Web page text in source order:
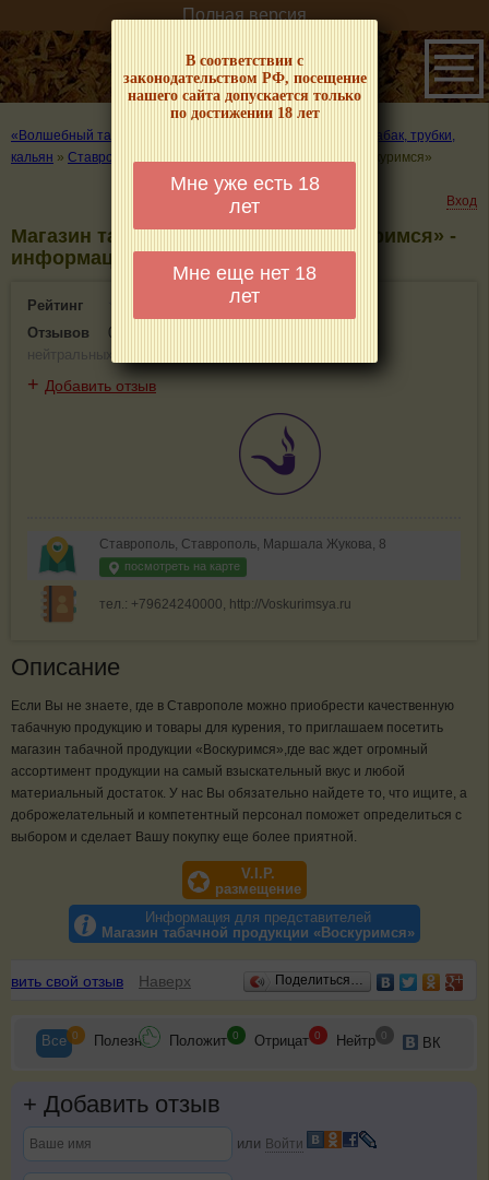
В соответствии с
законодательством РФ, посещение
нашего сайта допускается только
по достижении 18 лет
Мне уже есть 18
лет
Мне еще нет 18
лет
Полная версия
«Волшебный табачок» – о табаке и курении
Где купить табак, трубки,
кальян » Ставрополь Магазин табачной продукции «Воскуримся»
Вход
Магазин табачной продукции «Воскуримся» -
информация и отзывы. Ставрополь
Рейтинг
0(0)
Отзывов
0
нейтральных
+ Добавить отзыв
Ставрополь, Ставрополь, Маршала Жукова, 8
посмотреть на карте
тел.: +79624240000, http://Voskurimsya.ru
Описание
Если Вы не знаете, где в Ставрополе можно приобрести качественную
табачную продукцию и товары для курения, то приглашаем посетить
магазин табачной продукции «Воскуримся»,где вас ждет огромный
ассортимент продукции на самый взыскательный вкус и любой
материальный достаток. У нас Вы обязательно найдете то, что ищите, а
доброжелательный и компетентный персонал поможет определиться с
выбором и сделает Вашу покупку еще более приятной.
V.I.P.
размещение
Информация для представителей
Магазин табачной продукции «Воскуримся»
Отзывы
свой отзыв Наверх Поделиться…
Все 0 Полезн Положит 0 Отрицат 0 Нейтр 0 ВК
+ Добавить отзыв
или Войти